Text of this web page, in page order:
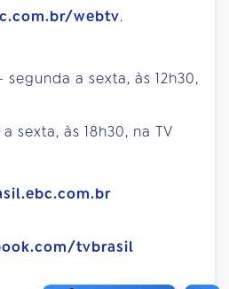
webtv.
segunda a sexta, às 12h30,
sexta, às 18h30, na TV
tvbrasil